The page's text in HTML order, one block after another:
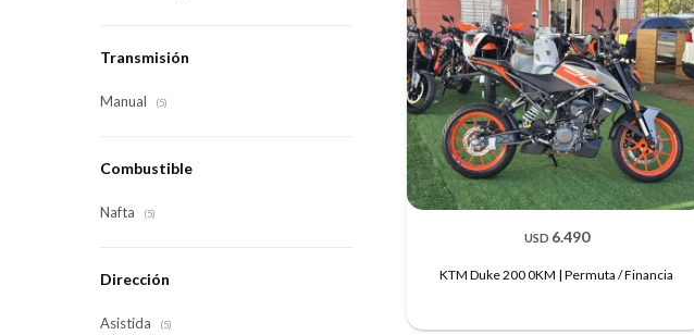
USD 6.490
KTM Duke 200 0KM | Permuta / Financia
Transmisión
Manual (5)
Combustible
Nafta (5)
Dirección
Asistida (5)